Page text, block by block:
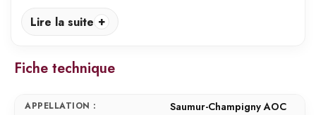
Lire la suite
Fiche technique
APPELLATION : Saumur-Champigny AOC